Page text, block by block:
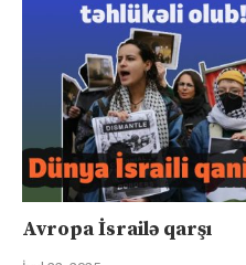
Avropa İsrailə qarşı